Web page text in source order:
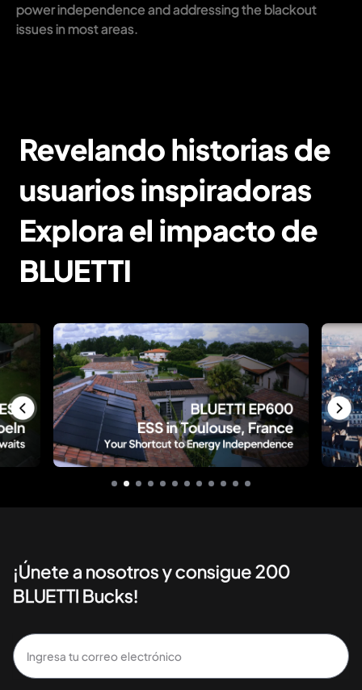
power independence and addressing the blackout
issues in most areas.
Revelando historias de
usuarios inspiradoras
Explora el impacto de
BLUETTI
¡Únete a nosotros y consigue 200
BLUETTI Bucks!